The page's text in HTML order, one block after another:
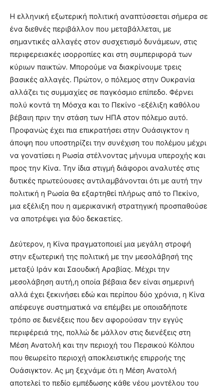
Η ελληνική εξωτερική πολιτική αναπτύσσεται σήμερα σε
ένα διεθνές περιβάλλον που μεταβάλλεται, με
σημαντικές αλλαγές στον συσχετισμό δυνάμεων, στις
περιφερειακές ισορροπίες και στη συμπεριφορά των
κύριων παικτών. Μπορούμε να διακρίνουμε τρεις
βασικές αλλαγές. Πρώτον, ο πόλεμος στην Ουκρανία
αλλάζει τις συμμαχίες σε παγκόσμιο επίπεδο. Φέρνει
πολύ κοντά τη Μόσχα και το Πεκίνο -εξέλιξη καθόλου
βέβαιη πριν την στάση των ΗΠΑ στον πόλεμο αυτό.
Προφανώς έχει πια επικρατήσει στην Ουάσιγκτον η
άποψη που υποστηρίζει την συνέχιση του πολέμου μέχρι
να γονατίσει η Ρωσία στέλνοντας μήνυμα υπεροχής και
προς την Κίνα. Την ίδια στιγμή διάφοροι αναλυτές στις
δυτικές πρωτεύουσες αντιλαμβάνονται ότι με αυτή την
πολιτική η Ρωσία θα εξαρτηθεί πλήρως από το Πεκίνο,
μια εξέλιξη που η αμερικανική στρατηγική προσπαθούσε
να αποτρέψει για δύο δεκαετίες.
Δεύτερον, η Κίνα πραγματοποιεί μια μεγάλη στροφή
στην εξωτερική της πολιτική με την μεσολάβησή της
μεταξύ Ιράν και Σαουδική Αραβίας. Μέχρι την
μεσολάβηση αυτή,η οποία βέβαια δεν είναι σημερινή
αλλά έχει ξεκινήσει εδώ και περίπου δύο χρόνια, η Κίνα
απέφευγε συστηματικά να επέμβει με οποιαδήποτε
τρόπο σε διενέξεις που δεν αφορούσαν την εγγύς
περιφέρειά της, πολλώ δε μάλλον στις διενέξεις στη
Μέση Ανατολή και την περιοχή του Περσικού Κόλπου
που θεωρείτο περιοχή αποκλειστικής επιρροής της
Ουάσιγκτον. Ας μη ξεχνάμε ότι η Μέση Ανατολή
αποτελεί το πεδίο εμπέδωσης κάθε νέου μοντέλου του